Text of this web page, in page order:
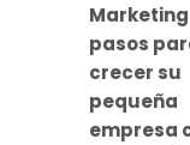
Marketing
pasos
crecer su
pequeña
empresa